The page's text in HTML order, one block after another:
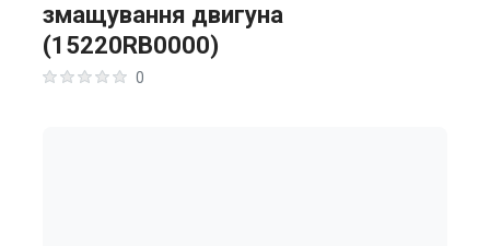
змащування двигуна
(15220RB0000)
0